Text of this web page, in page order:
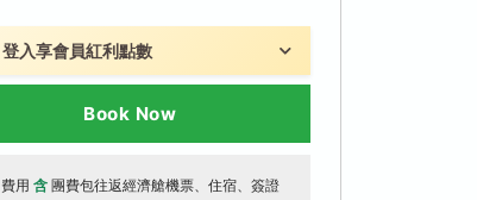
登入享會員紅利點數
Book Now
費用 含 團費包往返經濟艙機票、住宿、簽證